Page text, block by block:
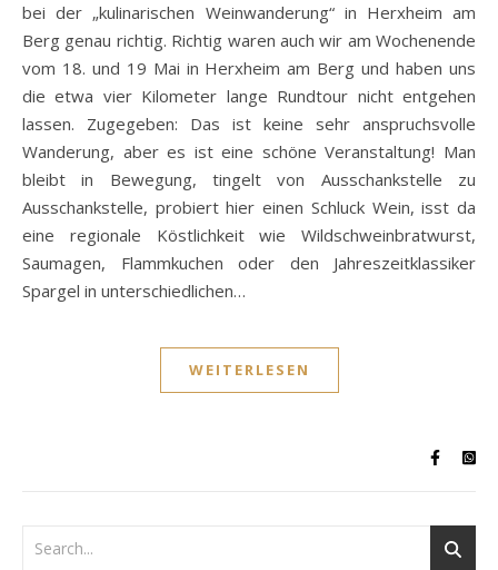
bei der „kulinarischen Weinwanderung“ in Herxheim am
Berg genau richtig. Richtig waren auch wir am Wochenende
vom 18. und 19 Mai in Herxheim am Berg und haben uns
die etwa vier Kilometer lange Rundtour nicht entgehen
lassen. Zugegeben: Das ist keine sehr anspruchsvolle
Wanderung, aber es ist eine schöne Veranstaltung! Man
bleibt in Bewegung, tingelt von Ausschankstelle zu
Ausschankstelle, probiert hier einen Schluck Wein, isst da
eine regionale Köstlichkeit wie Wildschweinbratwurst,
Saumagen, Flammkuchen oder den Jahreszeitklassiker
Spargel in unterschiedlichen…
WEITERLESEN